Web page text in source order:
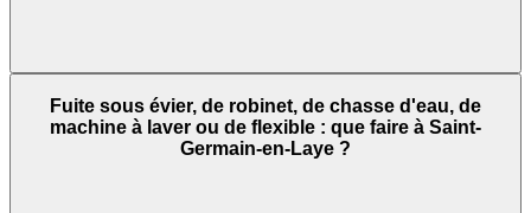
Fuite sous évier, de robinet, de chasse d'eau, de
machine à laver ou de flexible : que faire à Saint-
Germain-en-Laye ?